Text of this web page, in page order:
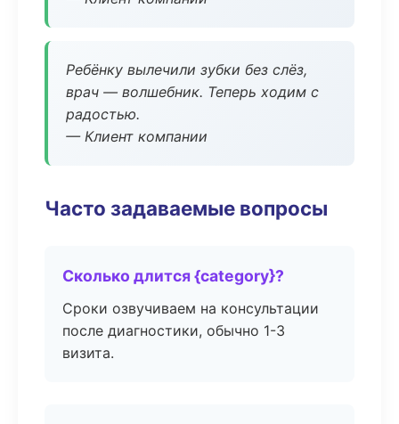
Ребёнку вылечили зубки без слёз,
врач — волшебник. Теперь ходим с
радостью.
— Клиент компании
Часто задаваемые вопросы
Сколько длится {category}?
Сроки озвучиваем на консультации
после диагностики, обычно 1-3
визита.